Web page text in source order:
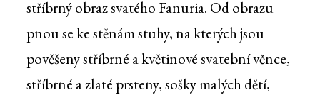
stříbrný obraz svatého Fanuria. Od obrazu
pnou se ke stěnám stuhy, na kterých jsou
pověšeny stříbrné a květinové svatební věnce,
stříbrné a zlaté prsteny, sošky malých dětí,